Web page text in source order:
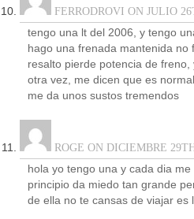
FERRODROVI ON JULIO
tengo una lt del 2006, y tengo
hago una frenada mantenida no
resalto pierde potencia de
otra vez, me dicen que es
me da unos sustos tremendos
ROGE ON DICIEMBRE
hola yo tengo una y cada dia
principio da miedo tan grande
de ella no te cansas de viajar es